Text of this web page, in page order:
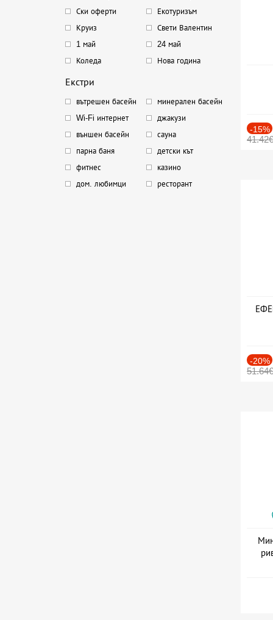
Ски оферти
Екотуризъм
Круиз
Свети Валентин
1 май
24 май
Коледа
Нова година
Екстри
вътрешен басейн
минерален басейн
Wi-Fi интернет
джакузи
външен басейн
сауна
парна баня
детски кът
фитнес
казино
дом. любимци
ресторант
-15%
41.42€
-20%
51.64€